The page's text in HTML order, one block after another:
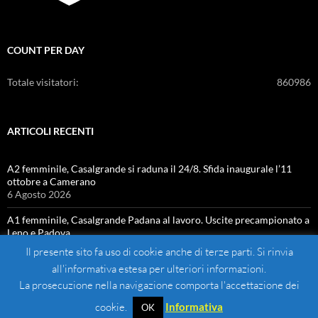
COUNT PER DAY
860986
Totale visitatori:
ARTICOLI RECENTI
A2 femminile, Casalgrande si raduna il 24/8. Sfida inaugurale l’11
ottobre a Camerano
6 Agosto 2026
A1 femminile, Casalgrande Padana al lavoro. Uscite precampionato a
Leno e Padova
4 Agosto 2026
Proudly powered by WordPress
Il presente sito fa uso di cookie anche di terze parti. Si rinvia
all'informativa estesa per ulteriori informazioni.
La prosecuzione nella navigazione comporta l'accettazione dei
cookie.
OK Informativa